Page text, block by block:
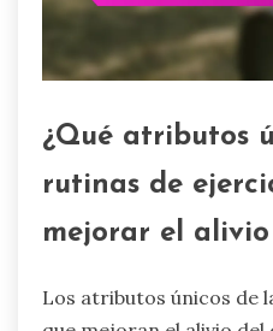
¿Qué atributos
rutinas de
mejorar el alivio
Los atributos únicos de